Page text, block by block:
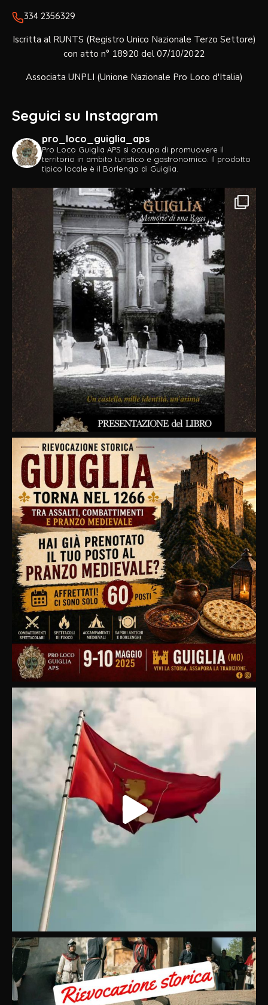
334 2356329‬
Iscritta al RUNTS (Registro Unico Nazionale Terzo Settore)
con atto n° 18920 del 07/10/2022
Associata UNPLI (Unione Nazionale Pro Loco d'Italia)
Seguici su Instagram
pro_loco_guiglia_aps
Pro Loco Guiglia APS si occupa di promuovere il
territorio in ambito turistico e gastronomico. Il prodotto
tipico locale è il Borlengo di Guiglia.